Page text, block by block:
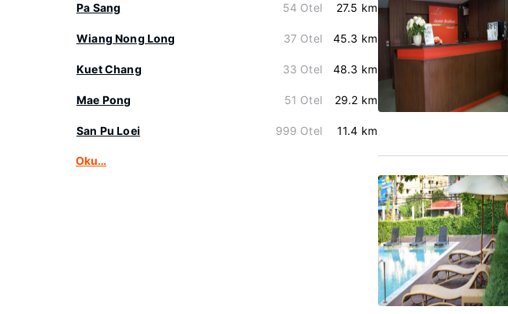
Pa Sang 54 Otel 27.5 km
Wiang Nong Long 37 Otel 45.3 km
Kuet Chang 33 Otel 48.3 km
Mae Pong 51 Otel 29.2 km
San Pu Loei 999 Otel 11.4 km
Oku…